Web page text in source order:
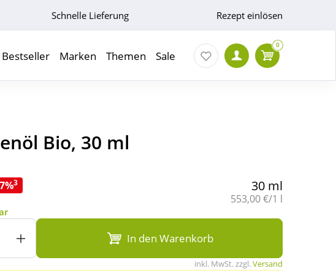
Schnelle Lieferung Rezept einlösen
Bestseller Marken Themen Sale
0
Bio, 30 ml
3 30 ml
Grundpreis:
553,00 €/1 l
In den Warenkorb
inkl. MwSt. zzgl.Versand